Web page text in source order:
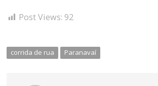
Post Views: 92
corrida de rua Paranavaí